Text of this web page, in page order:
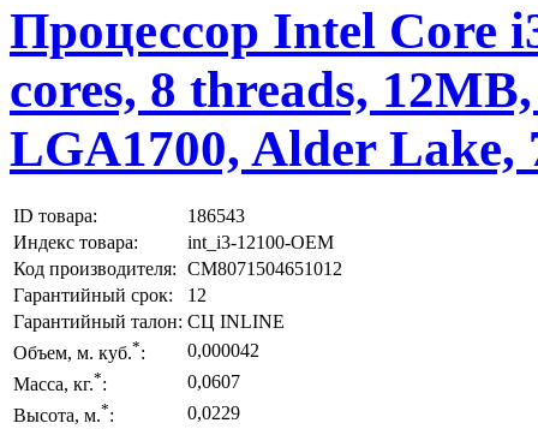
Процессор Intel Core
cores, 8 threads,
LGA1700, Alder Lake,
ID товара:
186543
Индекс товара:
int_i3-12100-OEM
Код производителя: CM8071504651012
Гарантийный срок:
12
Гарантийный талон: СЦ INLINE
Объем, м. куб.*:
0,000042
Масса, кг.*:
0,0607
Высота, м.*:
0,0229